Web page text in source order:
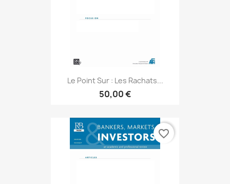
Le Point Sur : Les Rachats...
50,00 €
favorite_border